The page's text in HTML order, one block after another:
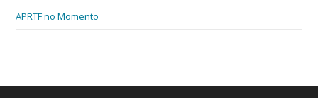
APRTF no Momento